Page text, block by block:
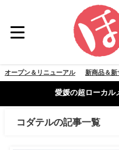
オープン＆リニューアル 新商品＆新
愛媛の超ローカル
コダテルの記事一覧